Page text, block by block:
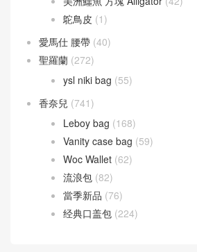
Jonathan Leather(13)
Taurillion Novillo
Taurillon Clemence 皮
Togo leather
尼羅鱷魚 兩點 Nilo crocodile
灣鱷 倒 V Porosus
美洲鱷魚 方塊 Alligator
鴕鳥皮
愛馬仕 腰帶(40)
聖羅蘭(272)
ysl niki bag(55)
香奈兒(741)